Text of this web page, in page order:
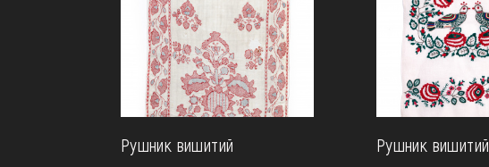
Рушник вишитий
Рушник вишитий